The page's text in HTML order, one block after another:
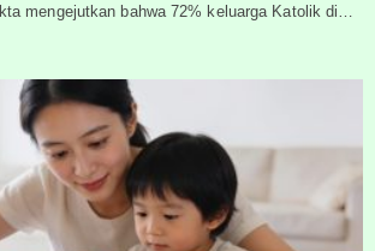
mengejutkan bahwa 72% keluarga Katolik di…